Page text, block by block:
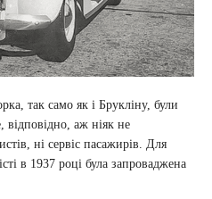
так само як і Брукліну, були
відповідно, аж ніяк не
ні сервіс пасажирів. Для
в 1937 році була запроваджена